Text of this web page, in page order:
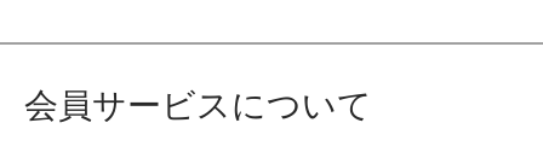
会員サービスについて